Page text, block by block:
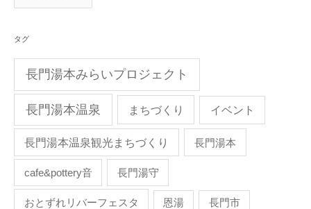
タグ
長門湯本みらいプロジェクト
長門湯本温泉 まちづくり イベント
長門湯本温泉観光まちづくり 長門湯本
cafe&pottery音 長門湯守
おとずれリバーフェスタ 恩湯 長門市